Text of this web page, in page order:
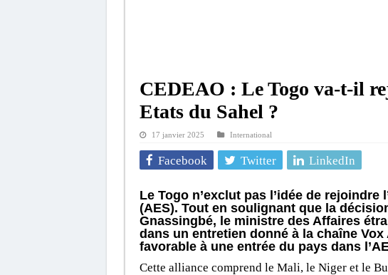
CEDEAO : Le Togo va-t-il
Etats du Sahel ?
17 janvier 2025 International
Facebook Twitter LinkedIn
Le Togo n’exclut pas l’idée de rejoindre
(AES). Tout en soulignant que la
Gnassingbé, le ministre des Affaires
dans un entretien donné à la chaîne
favorable à une entrée du pays dans
Cette alliance comprend le Mali, le Niger et le